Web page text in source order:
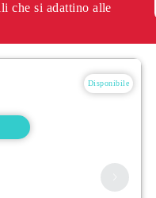
che si adattino alle
Disponibile